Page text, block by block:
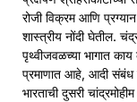
रोजी विक्रम आणि
शास्त्रीय नोंदी घेतील.
पृथ्वीजवळच्या भागात
प्रमाणात आहे, आदी संबंध
भारताची दुसरी